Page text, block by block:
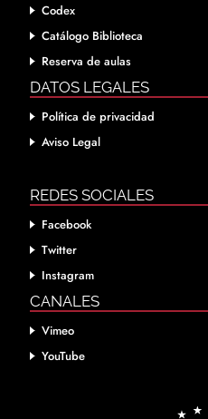
Codex
Catálogo Biblioteca
Reserva de aulas
DATOS LEGALES
Política de privacidad
Aviso Legal
REDES SOCIALES
Facebook
Twitter
Instagram
CANALES
Vimeo
YouTube